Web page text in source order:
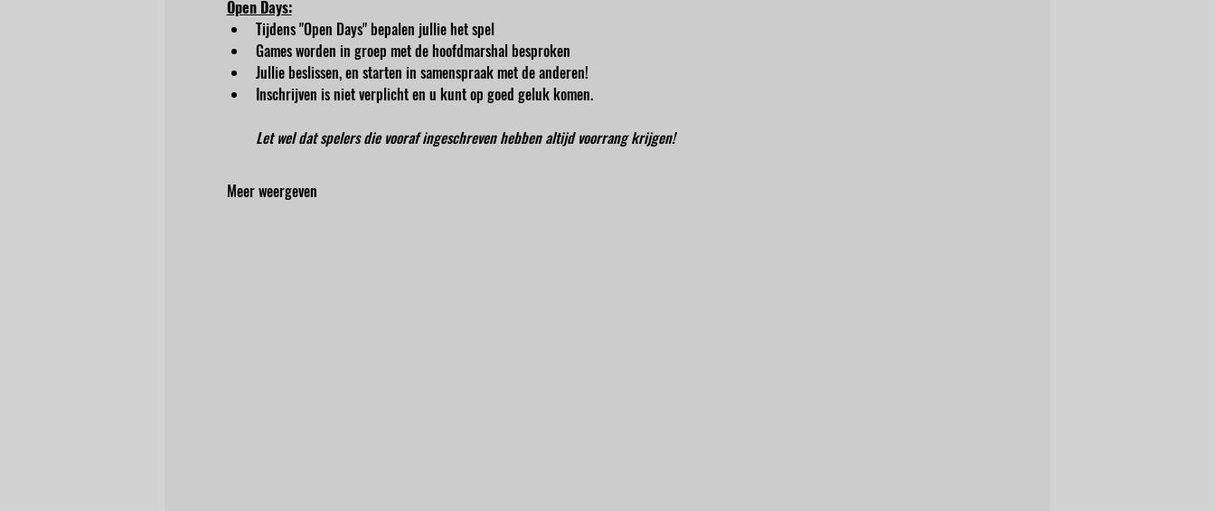
Open Days:
Tijdens "Open Days" bepalen jullie het spel
Games worden in groep met de hoofdmarshal besproken
Jullie beslissen, en starten in samenspraak met de anderen!
Inschrijven is niet verplicht en u kunt op goed geluk komen.
Let wel dat spelers die vooraf ingeschreven hebben altijd voorrang krijgen!
Meer weergeven